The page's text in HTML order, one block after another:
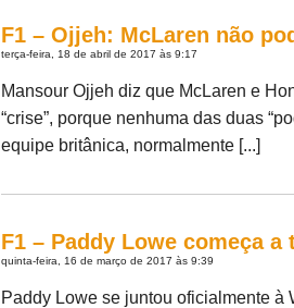
F1 – Ojjeh: McLaren não
terça-feira, 18 de abril de 2017 às 9:17
Mansour Ojjeh diz que McLaren e
“crise”, porque nenhuma das duas
equipe britânica, normalmente [...]
F1 – Paddy Lowe começa
quinta-feira, 16 de março de 2017 às 9:39
Paddy Lowe se juntou oficialmente à